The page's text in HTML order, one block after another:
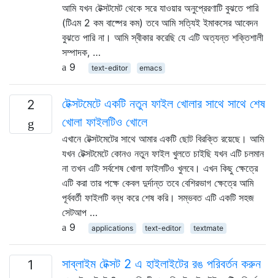
আমি যখন টেক্সটমেট থেকে সরে যাওয়ার অনুপ্রেরণাটি বুঝতে পারি
(টিএম 2 কম বাষ্পের কম) তবে আমি সত্যিই ইমাকসের আবেদন
বুঝতে পারি না। আমি স্বীকার করেছি যে এটি অত্যন্ত শক্তিশালী
সম্পাদক, …
9
text-editor emacs
2
টেক্সটমেটে একটি নতুন ফাইল খোলার সাথে সাথে শেষ
খোলা ফাইলটিও খোলে
এখানে টেক্সটমেটের সাথে আমার একটি ছোট বিরক্তি রয়েছে। আমি
যখন টেক্সটমেটে কোনও নতুন ফাইল খুলতে চাইছি যখন এটি চলমান
না তখন এটি সর্বশেষ খোলা ফাইলটিও খুলবে। এখন কিছু ক্ষেত্রে
এটি করা তার পক্ষে কেবল দুর্দান্ত তবে বেশিরভাগ ক্ষেত্রে আমি
পূর্ববর্তী ফাইলটি বন্ধ করে শেষ করি। সম্ভবত এটি একটি সহজ
সেটআপ …
9
applications text-editor textmate
1 সাব্লাইম টেক্সট 2 এ হাইলাইটের রঙ পরিবর্তন করুন